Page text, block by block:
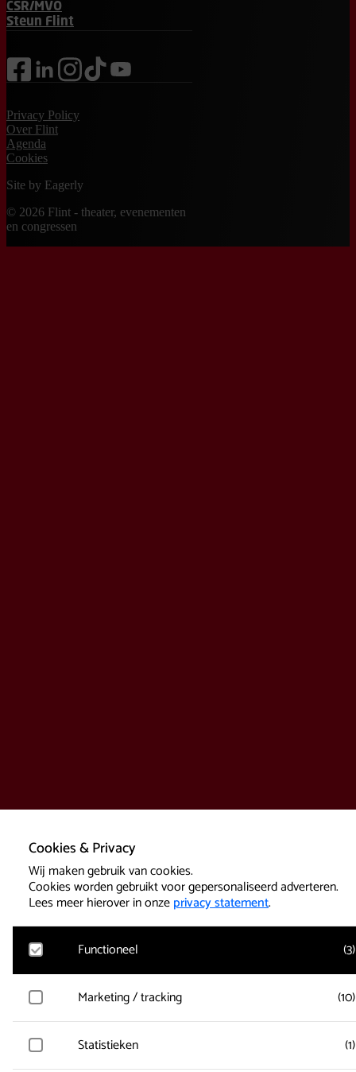
Cookies & Privacy
Wij maken gebruik van cookies.
Cookies worden gebruikt voor gepersonaliseerd adverteren.
Lees meer hierover in onzeprivacy statement.
Functioneel (3)
Google Analytics
en gebruikersgegevens worden anoniem verzameld.
Marketing / tracking (10)
Vimeo Statistieken (1)
CSR/MVO
Steun Flint
facebooklinkedininstagram
tiktok youtube
Privacy Policy
Over Flint
Agenda
Cookies
Site by Eagerly
© 2026 Flint - theater, evenementen
en congressen